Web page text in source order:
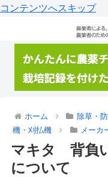
コンテンツへスキップ
ホーム 除草・
機・刈払機
メーカ
マキタ 背負
について